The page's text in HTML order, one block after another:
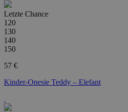
Letzte Chance
120
130
140
150
57 €
Kinder-Onesie Teddy – Elefant